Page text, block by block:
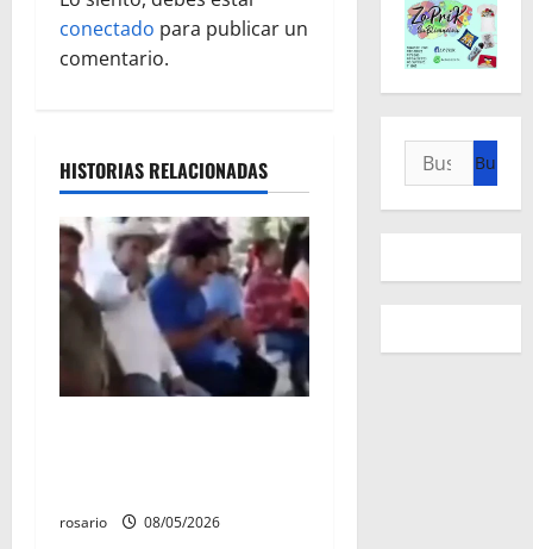
i
ó
d
e
e
n
t
d
conectado para publicar un
comentario.
HISTORIAS RELACIONADAS
rosario 08/05/2026
Buscar: